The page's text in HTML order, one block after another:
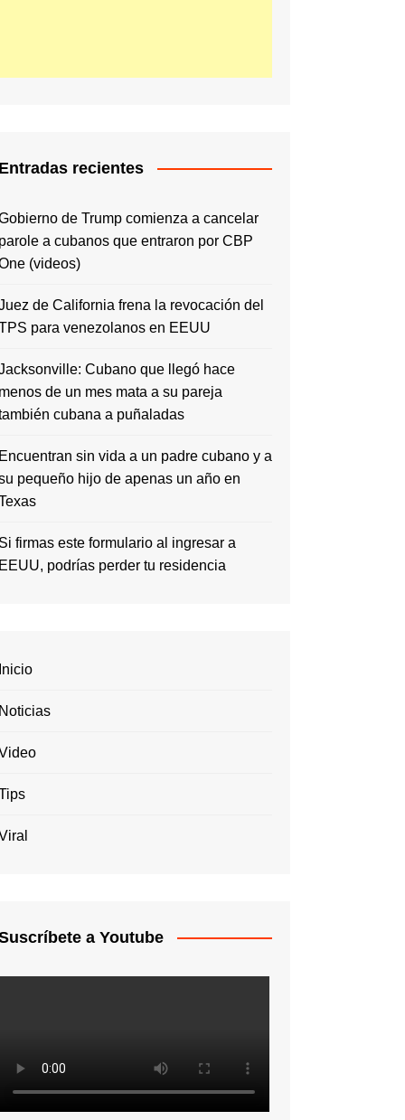
Entradas recientes
de Trump comienza a cancelar
parole a cubanos que entraron por CBP
(videos)
de California frena la revocación del
para venezolanos en EEUU
Cubano que llegó hace
menos de un mes mata a su pareja
cubana a puñaladas
Encuentran sin vida a un padre cubano y a
pequeño hijo de apenas un año en
Si firmas este formulario al ingresar a
EEUU, podrías perder tu residencia
Inicio
Noticias
a Youtube